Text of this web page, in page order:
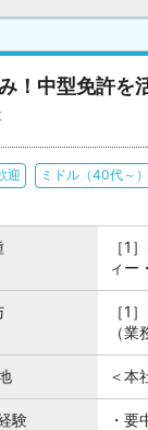
！中型免許を
迎 ミドル（40代～
［1
ィー
［1
（
＜本
験
・